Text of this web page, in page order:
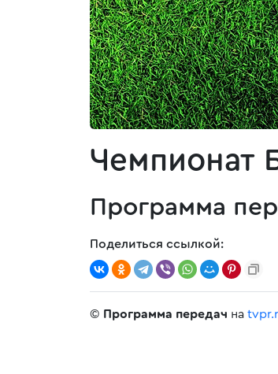
Чемпионат
Программа
Поделиться ссылкой:
© Программа передач на